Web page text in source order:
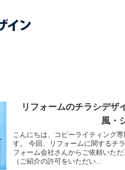
リフォームのチラシデザ
風・
こんにちは、コピーライティング
す。 今回、リフォームに関するチラシについてご紹介させていただきます。 リ
フォーム会社さんからご依頼いた
（ご紹介の許可をいただい...